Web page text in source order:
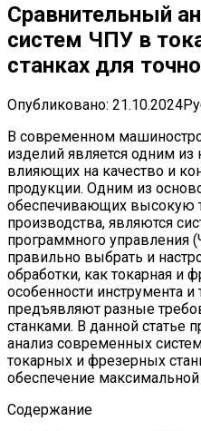
Сравнительный
систем ЧПУ в
станках для
Опубликовано: 21.10.2024
В современном
изделий является одним
влияющих на качество и
продукции. Одним из
обеспечивающих высокую
производства, являются
программного управления
правильно выбрать и
обработки, как токарная и
особенности инструмента и
предъявляют разные
станками. В данной статье
анализ современных
токарных и фрезерных
обеспечение максимальной
Содержание